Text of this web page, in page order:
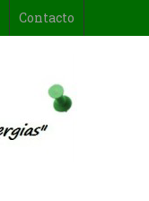
Contacto